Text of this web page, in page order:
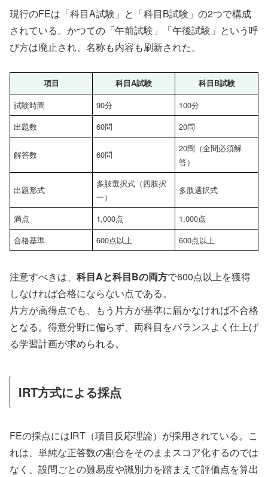
現行のFEは「科目A試験」と「科目B試験」の2つで構成
されている。かつての「午前試験」「午後試験」という呼
び方は廃止され、名称も内容も刷新された。
項目 科目A試験 科目B試験
試験時間 90分
100分
出題数
60問 20問
解答数 60問
20問（全問必須解
答）
出題形式
多肢選択式（四肢択
一）
多肢選択式
満点 1,000点
1,000点
合格基準
600点以上 600点以上
注意すべきは、 科目Aと科目Bの両方で600点以上を獲得
しなければ合格にならない点である。
片方が高得点でも、もう片方が基準に届かなければ不合格
となる。得意分野に偏らず、両科目をバランスよく仕上げ
る学習計画が求められる。
IRT方式による採点
FEの採点にはIRT（項目反応理論）が採用されている。こ
れは、単純な正答数の割合をそのままスコア化するのでは
なく、設問ごとの難易度や識別力を踏まえて評価点を算出